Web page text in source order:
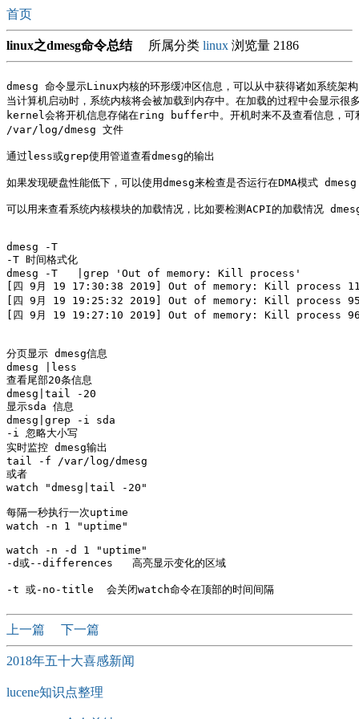
首页
linux之dmesg命令总结所属分类 linux 浏览量 2186
dmesg 命令显示Linux内核的环形缓冲区信息，可以从中获得诸如系统架构
当计算机启动时，系统内核将会被加载到内存中。在加载的过程中会显示很
kernel会将开机信息存储在ring buffer中。开机时来不及查看信息，可
/var/log/dmesg 文件
通过less或grep使用管道查看dmesg的输出
如果发现硬盘性能低下，可以使用dmesg来检查是否运行在DMA模式
可以用来查看系统内核模块的加载情况，比如要检测ACPI的加载情况
dmesg -T
-T 时间格式化
dmesg -T   |grep 'Out of memory: Kill process'
[四 9月 19 17:30:38 2019] Out of memory: Kill
[四 9月 19 19:25:32 2019] Out of memory: Kill
[四 9月 19 19:27:10 2019] Out of memory: Kill
分页显示 dmesg信息
dmesg |less
查看尾部20条信息
dmesg|tail -20
显示sda 信息
dmesg|grep -i sda
-i 忽略大小写
实时监控 dmesg输出
tail -f /var/log/dmesg
或者
watch "dmesg|tail -20"
每隔一秒执行一次uptime
watch -n 1 "uptime"
watch -n -d 1 "uptime"
-d或--differences   高亮显示变化的区域
上一篇 下一篇
2018年五十大喜感新闻
lucene知识点整理